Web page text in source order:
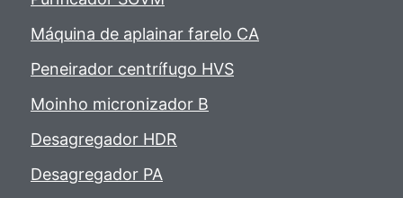
Máquina de aplainar farelo CA
Peneirador centrífugo HVS
Moinho micronizador B
Desagregador HDR
Desagregador PA